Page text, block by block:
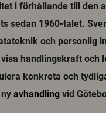
i förhållande till den
sedan 1960-talet.
och personlig
handlingskraft och
konkreta och
avhandling vid